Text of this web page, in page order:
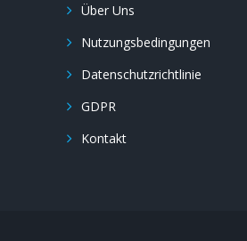
Über Uns
Nutzungsbedingungen
Datenschutzrichtlinie
GDPR
Kontakt